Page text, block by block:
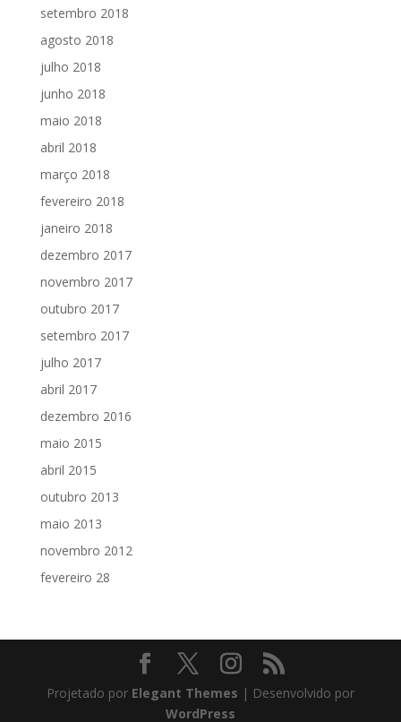
setembro 2018
agosto 2018
julho 2018
junho 2018
maio 2018
abril 2018
março 2018
fevereiro 2018
janeiro 2018
dezembro 2017
novembro 2017
outubro 2017
setembro 2017
julho 2017
abril 2017
dezembro 2016
maio 2015
abril 2015
outubro 2013
maio 2013
novembro 2012
fevereiro 28
Projetado por Elegant Themes | Desenvolvido por
WordPress